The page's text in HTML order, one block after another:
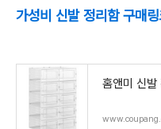
가성비 신발 정리함 구매
홈앤미 신발